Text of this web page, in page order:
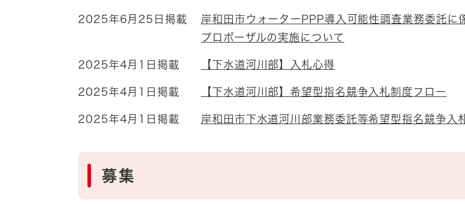
2025年6月25日掲載
岸和田市ウォーターPPP導入可能性調査業務委託に
プロポーザルの実施について
2025年4月1日掲載 【下水道河川部】入札心得
2025年4月1日掲載 【下水道河川部】希望型指名競争入札制度フロー
2025年4月1日掲載 岸和田市下水道河川部業務委託等希望型指名競争入
募集